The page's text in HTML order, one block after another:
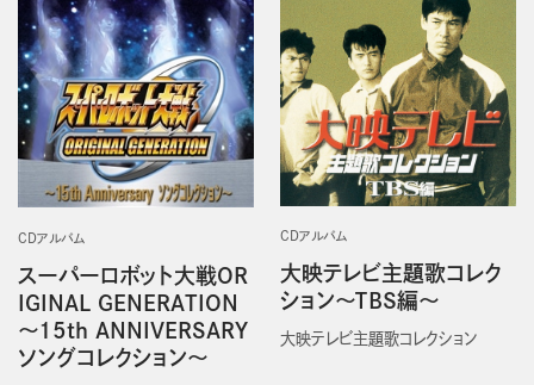
CDアルバム
スーパーロボット大戦OR
IGINAL GENERATION
～15th ANNIVERSARY
ソングコレクション～
CDアルバム
大映テレビ主題歌コレク
ション～ＴＢＳ編～
大映テレビ主題歌コレクション